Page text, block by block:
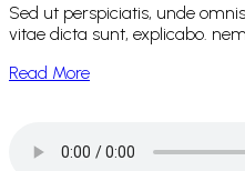
Sed ut perspiciatis, unde
vitae dicta sunt, explicabo.
Read More